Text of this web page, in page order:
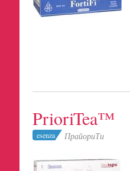
PrioriTea™
esenza ПрайориТи